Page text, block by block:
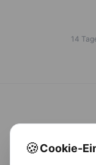
14
🍪Cookie-